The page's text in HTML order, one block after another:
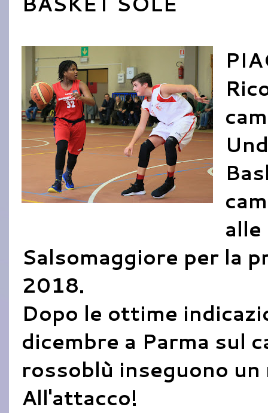
Salsomaggiore per la
2018.
Dopo le ottime
dicembre a Parma sul
rossoblù inseguono
All'attacco!